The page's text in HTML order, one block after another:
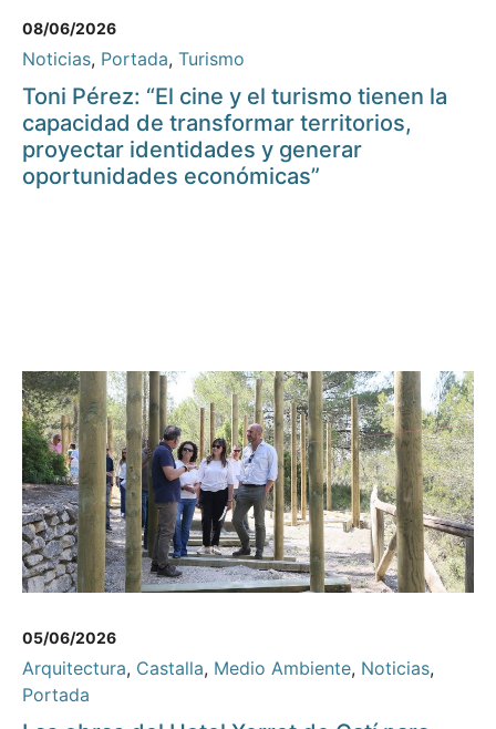
08/06/2026
Noticias, Portada, Turismo
Toni Pérez: “El cine y el turismo tienen la
capacidad de transformar territorios,
proyectar identidades y generar
oportunidades económicas”
05/06/2026
Arquitectura, Castalla, Medio Ambiente, Noticias,
Portada